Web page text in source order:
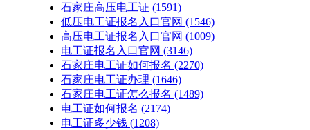
石家庄高压电工证 (1591)
低压电工证报名入口官网 (1546)
高压电工证报名入口官网 (1009)
电工证报名入口官网 (3146)
石家庄电工证如何报名 (2270)
石家庄电工证办理 (1646)
石家庄电工证怎么报名 (1489)
电工证如何报名 (2174)
电工证多少钱 (1208)